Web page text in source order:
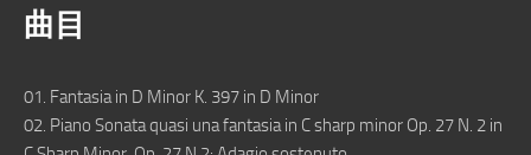
曲目
01. Fantasia in D Minor K. 397 in D Minor
02. Piano Sonata quasi una fantasia in C sharp minor Op. 27 N. 2 in